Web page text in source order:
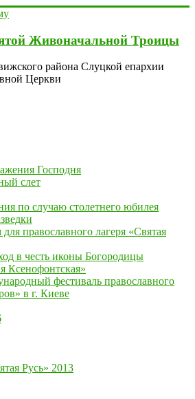
Живоначальной Троицы
района Слуцкой епархии
Церкви
Господня
слет
по случаю столетнего юбилея
православного лагеря «Святая
в честь иконы Богородицы
Ксенофонтская»
фестиваль православного
в г. Киеве
Русь» 2013